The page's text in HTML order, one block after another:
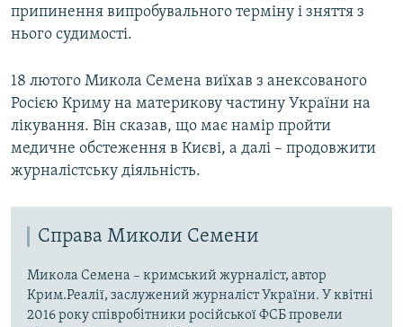
припинення випробувального терміну і зняття з
нього судимості.
18 лютого Микола Семена виїхав з анексованого
Росією Криму на материкову частину України на
лікування. Він сказав, що має намір пройти
медичне обстеження в Києві, а далі – продовжити
журналістську діяльність.
Справа Миколи Семени
Микола Семена – кримський журналіст, автор
Крим.Реалії, заслужений журналіст України. У квітні
2016 року співробітники російської ФСБ провели